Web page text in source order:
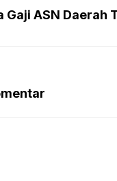
Gaji ASN Daerah